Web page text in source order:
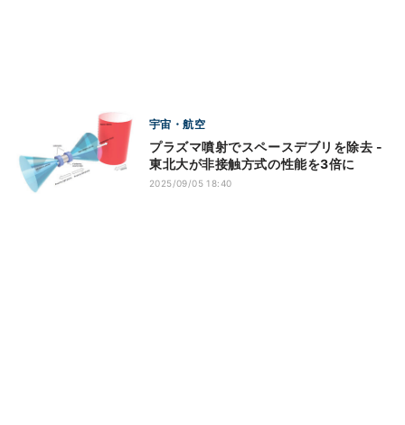
宇宙・航空
プラズマ噴射でスペースデブリを除去 -
東北大が非接触方式の性能を3倍に
2025/09/05 18:40